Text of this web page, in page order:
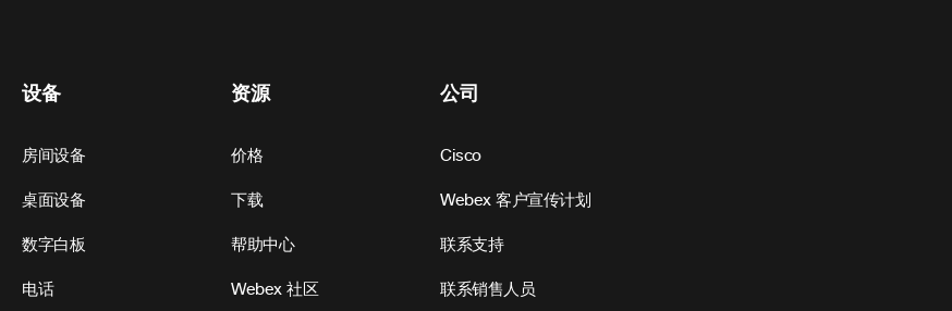
设备
房间设备
桌面设备
数字白板
电话
资源
价格
下载
帮助中心
Webex 社区
公司
Cisco
Webex 客户宣传计划
联系支持
联系销售人员